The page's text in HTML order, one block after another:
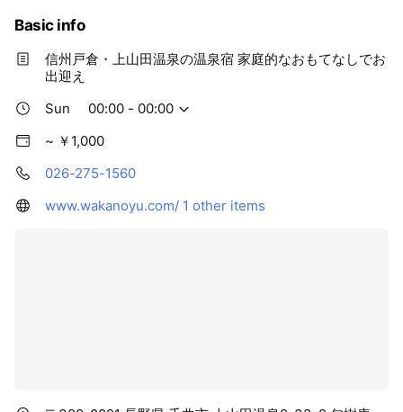
Basic info
信州戸倉・上山田温泉の温泉宿 家庭的なおもてなしでお
出迎え
Sun
00:00 - 00:00
~ ￥1,000
026-275-1560
www.wakanoyu.com/ 1 other items